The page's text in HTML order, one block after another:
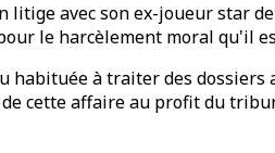
litige avec son ex-joueur
le harcèlement moral qu'il
habituée à traiter des
cette affaire au profit du